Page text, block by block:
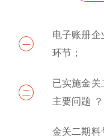
一
电子账册企
环节；
二
已实施金关
主要问题 ？
金关二期料